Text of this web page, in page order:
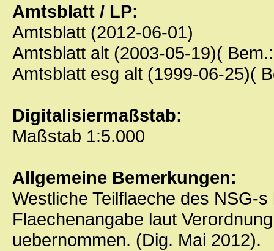
Amtsblatt / LP:
Amtsblatt (2012-06-01)
Amtsblatt alt (2003-05-19)(
Amtsblatt esg alt (1999-06-25)(
Digitalisiermaßstab:
Maßstab 1:5.000
Allgemeine Bemerkungen:
Westliche Teilflaeche des NSG-
Flaechenangabe laut
uebernommen. (Dig. Mai 2012).